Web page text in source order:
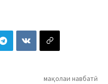
мақолаи навбатӣ